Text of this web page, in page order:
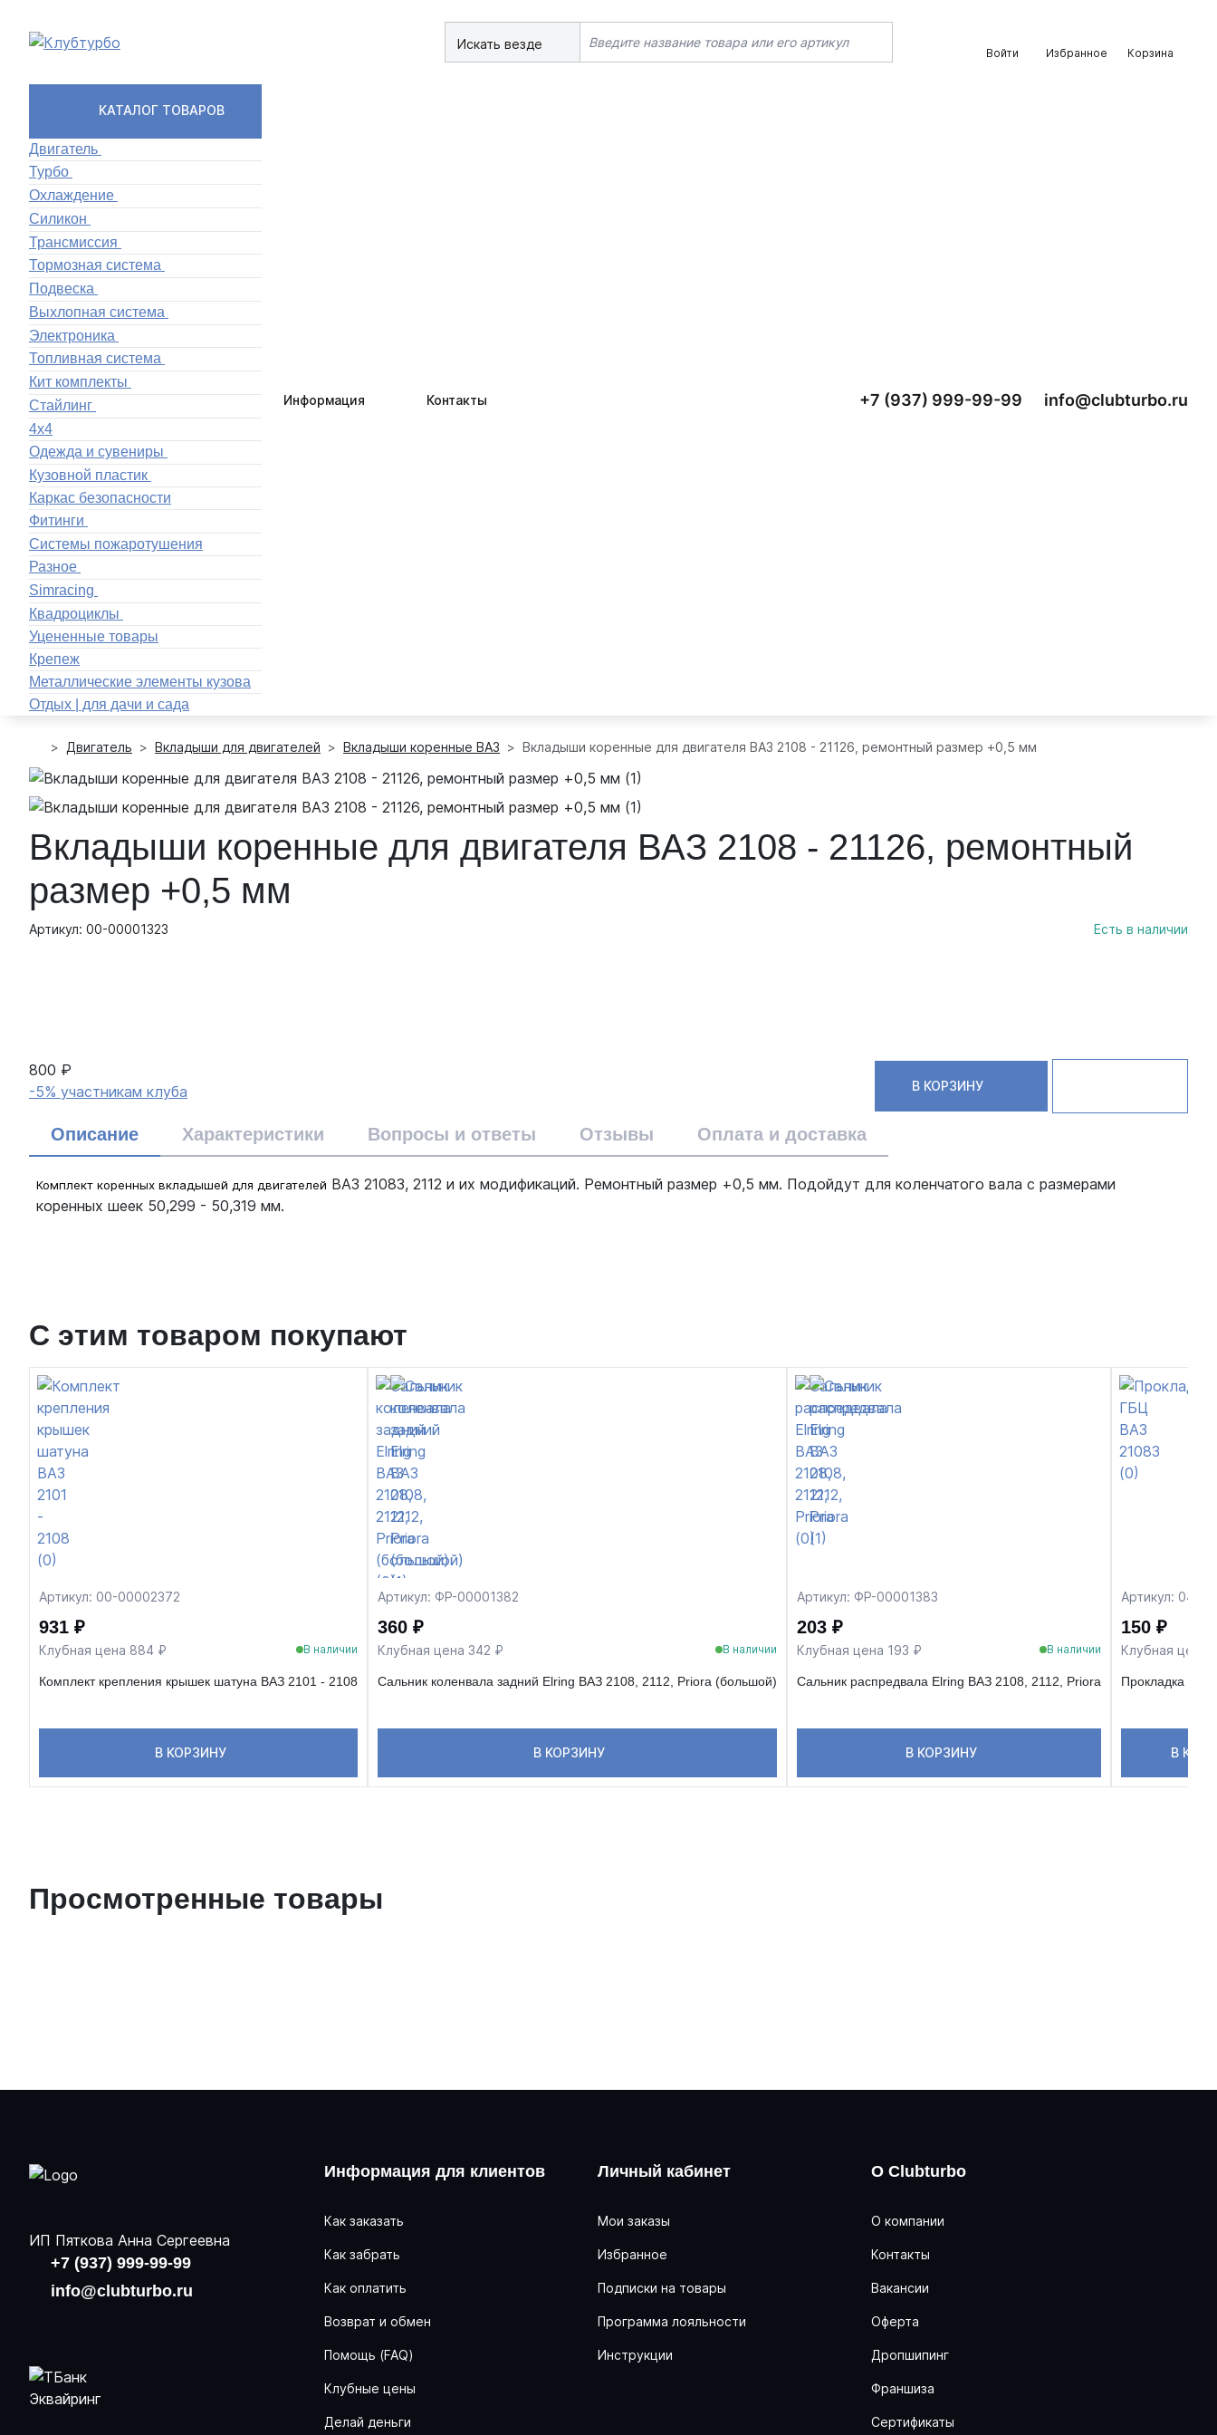
Искать везде
Войти Избранное Корзина
КАТАЛОГ ТОВАРОВ
Двигатель
Турбо
Охлаждение
Силикон
Трансмиссия
Тормозная система
Подвеска
Выхлопная система
Электроника
Топливная система
Кит комплекты
Стайлинг
4x4
Одежда и сувениры
Кузовной пластик
Каркас безопасности
Фитинги
Системы пожаротушения
Разное
Simracing
Квадроциклы
Уцененные товары
Крепеж
Металлические элементы кузова
Отдых | для дачи и сада
Информация Контакты +7 (937) 999-99-99 info@clubturbo.ru
Двигатель Вкладыши для двигателей Вкладыши коренные ВАЗ Вкладыши коренные для двигателя ВАЗ 2108 - 21126, ремонтный размер +0,5 мм
Вкладыши коренные для двигателя ВАЗ 2108 - 21126, ремонтный
размер +0,5 мм
Артикул: 00-00001323 Есть в наличии
800 ₽
-5% участникам клуба
В КОРЗИНУ
Описание Характеристики Вопросы и ответы Отзывы Оплата и доставка
Комплект коренных вкладышей для двигателей ВАЗ 21083, 2112 и их модификаций. Ремонтный размер +0,5 мм. Подойдут для коленчатого вала с размерами
коренных шеек 50,299 - 50,319 мм.
С этим товаром покупают
Артикул: 00-00002372
931 ₽
Клубная цена 884 ₽ В наличии
Комплект крепления крышек шатуна ВАЗ 2101 - 2108
В КОРЗИНУ
Артикул: ФР-00001382
360 ₽
Клубная цена 342 ₽ В наличии
Сальник коленвала задний Elring ВАЗ 2108, 2112, Priora (большой)
В КОРЗИНУ
Артикул: ФР-00001383
203 ₽
Клубная цена 193 ₽ В наличии
Сальник распредвала Elring ВАЗ 2108, 2112, Priora
В КОРЗИНУ
Артикул: 04-
150 ₽
Клубная цена
Прокладка
В
Просмотренные товары
ИП Пяткова Анна Сергеевна
+7 (937) 999-99-99
info@clubturbo.ru
Информация для клиентов
Как заказать
Как забрать
Как оплатить
Возврат и обмен
Помощь (FAQ)
Клубные цены
Делай деньги
Личный кабинет
Мои заказы
Избранное
Подписки на товары
Программа лояльности
Инструкции
О Clubturbo
О компании
Контакты
Вакансии
Оферта
Дропшипинг
Франшиза
Сертификаты